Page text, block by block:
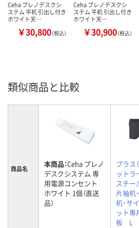
Ceha プレノデスクシ
ステム 平机 引出し付き
ホワイト天…
￥30,800（税込）
Ceha プレノデスクシ
ステム 平机 引出し付き
ホワイト天…
￥30,900（税込）
類似商品と比較
商品名 本商品：Ceha プレノ
デスクシステム 専
用電源コンセント
ホワイト 1個（直送
品）
プラス
ットラ
スチー
片袖机
机・サ
ット
板 L